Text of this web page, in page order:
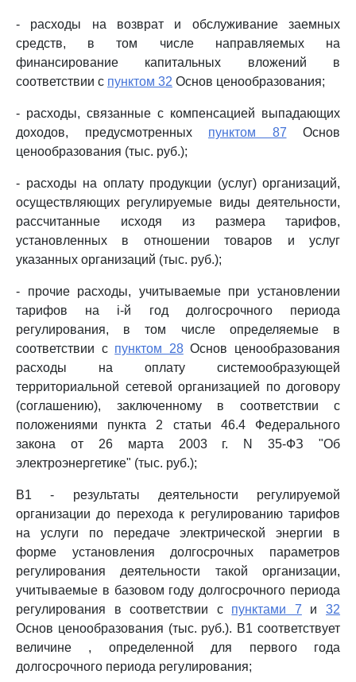
- расходы на возврат и обслуживание заемных
средств, в том числе направляемых на
финансирование капитальных вложений в
соответствии с пунктом 32 Основ ценообразования;
- расходы, связанные с компенсацией выпадающих
доходов, предусмотренных пунктом 87 Основ
ценообразования (тыс. руб.);
- расходы на оплату продукции (услуг) организаций,
осуществляющих регулируемые виды деятельности,
рассчитанные исходя из размера тарифов,
установленных в отношении товаров и услуг
указанных организаций (тыс. руб.);
- прочие расходы, учитываемые при установлении
тарифов на i-й год долгосрочного периода
регулирования, в том числе определяемые в
соответствии с пунктом 28Основ ценообразования
расходы на оплату системообразующей
территориальной сетевой организацией по договору
(соглашению), заключенному в соответствии с
положениями пункта 2 статьи 46.4 Федерального
закона от 26 марта 2003 г. N 35-ФЗ "Об
электроэнергетике" (тыс. руб.);
В1 - результаты деятельности регулируемой
организации до перехода к регулированию тарифов
на услуги по передаче электрической энергии в
форме установления долгосрочных параметров
регулирования деятельности такой организации,
учитываемые в базовом году долгосрочного периода
регулирования в соответствии с пунктами 7 и32
Основ ценообразования (тыс. руб.). B1 соответствует
величине , определенной для первого года
долгосрочного периода регулирования;